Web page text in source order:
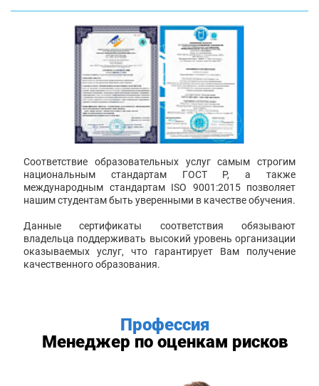
Соответствие образовательных услуг самым строгим
национальным стандартам ГОСТ Р, а также
международным стандартам ISO 9001:2015 позволяет
нашим студентам быть уверенными в качестве обучения.
Данные сертификаты соответствия обязывают
владельца поддерживать высокий уровень организации
оказываемых услуг, что гарантирует Вам получение
качественного образования.
Профессия
Менеджер по оценкам рисков